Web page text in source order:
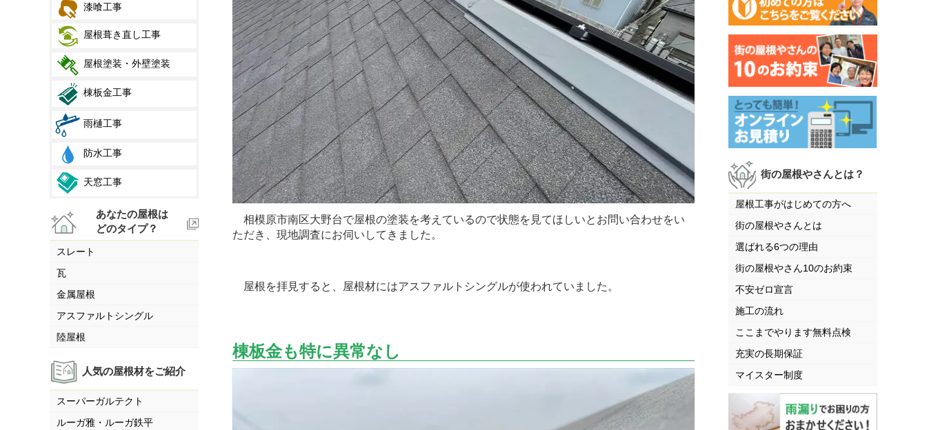
漆喰工事
屋根葺き直し工事
屋根塗装・外壁塗装
棟板金工事
雨樋工事
防水工事
天窓工事
あなたの屋根は
どのタイプ？
スレート
瓦
金属屋根
アスファルトシングル
陸屋根
人気の屋根材をご紹介
スーパーガルテクト
ルーガ雅・ルーガ鉄平
相模原市南区大野台で屋根の塗装を考えているので状態を見てほしいとお問い合わせをい
ただき、現地調査にお伺いしてきました。
屋根を拝見すると、屋根材にはアスファルトシングルが使われていました。
棟板金も特に異常なし
街の屋根やさんとは？
屋根工事がはじめての方へ
街の屋根やさんとは
選ばれる6つの理由
街の屋根やさん10のお約束
不安ゼロ宣言
施工の流れ
ここまでやります無料点検
充実の長期保証
マイスター制度